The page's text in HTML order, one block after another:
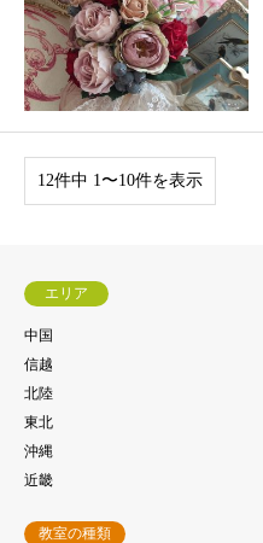
12件中 1〜10件を表示
エリア
中国
信越
北陸
東北
沖縄
近畿
教室の種類